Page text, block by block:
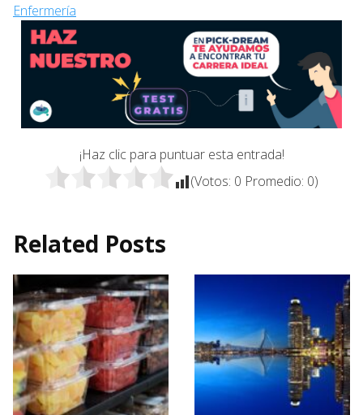
Enfermería
¡Haz clic para puntuar esta entrada!
(Votos: 0 Promedio: 0)
Related Posts